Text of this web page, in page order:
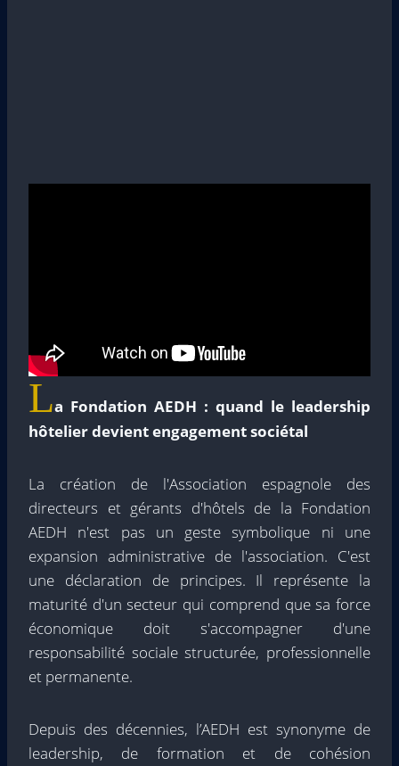
La Fondation AEDH : quand le leadership
hôtelier devient engagement sociétal
La création de l'Association espagnole des
directeurs et gérants d'hôtels de la Fondation
AEDH n'est pas un geste symbolique ni une
expansion administrative de l'association. C'est
une déclaration de principes. Il représente la
maturité d'un secteur qui comprend que sa force
économique doit s'accompagner d'une
responsabilité sociale structurée, professionnelle
et permanente.
Depuis des décennies, l’AEDH est synonyme de
leadership, de formation et de cohésion